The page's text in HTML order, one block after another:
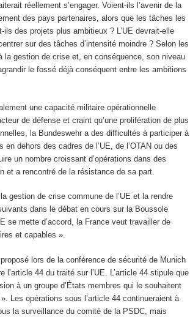
réellement s’engager. Voient-ils l’avenir de la
des pays partenaires, alors que les tâches les
des projets plus ambitieux ? L’UE devrait-elle
sur des tâches d’intensité moindre ? Selon les
la gestion de crise et, en conséquence, son niveau
le fossé déjà conséquent entre les ambitions
une capacité militaire opérationnelle
de défense et craint qu’une prolifération de plus
la Bundeswehr a des difficultés à participer à
dehors des cadres de l’UE, de l’OTAN ou des
un nombre croissant d’opérations dans des
et a rencontré de la résistance de sa part.
gestion de crise commune de l’UE et la rendre
dans le débat en cours sur la Boussole
se mette d’accord, la France veut travailler de
et capables ».
lors de la conférence de sécurité de Munich
44 du traité sur l’UE. L’article 44 stipule que
à un groupe d’États membres qui le souhaitent
Les opérations sous l’article 44 continueraient à
la surveillance du comité de la PSDC, mais